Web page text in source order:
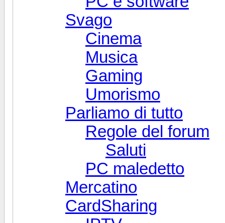
Svago
Cinema
Musica
Gaming
Umorismo
Parliamo di tutto
Regole del forum
Saluti
PC maledetto
Mercatino
CardSharing